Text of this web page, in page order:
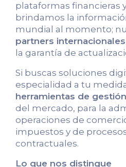
plataformas financieras
brindamos la
mundial al momento;
partners internacionales
la garantía de
Si buscas soluciones
especialidad a tu
herramientas de
del mercado, para la
operaciones de
impuestos y de
contractuales.
Lo que nos distingue